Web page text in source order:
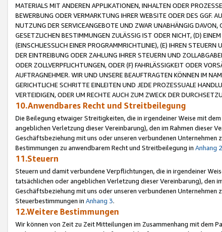
MATERIALS MIT ANDEREN APPLIKATIONEN, INHALTEN ODER
BEWERBUNG ODER VERMARKTUNG IHRER WEBSITE ODER DES GGF.
NUTZUNG DER SERVICEANGEBOTE UND ZWAR UNABHÄNGIG
GESETZLICHEN BESTIMMUNGEN ZULÄSSIG IST ODER NICHT, (D)
(EINSCHLIESSLICH EINER PROGRAMMRICHTLINIE), (E) IHREN
DER EINTREIBUNG ODER ZAHLUNG IHRER STEUERN UND
ODER ZOLLVERPFLICHTUNGEN, ODER (F) FAHRLÄSSIGKEIT ODER
AUFTRAGNEHMER. WIR UND UNSERE BEAUFTRAGTEN KÖNNEN IM
GERICHTLICHE SCHRITTE EINLEITEN UND JEDE PROZESSUALE
VERTEIDIGEN, ODER UM RECHTE AUCH ZUM ZWECK DER
10.Anwendbares Recht und Streitbeilegung
Die Beilegung etwaiger Streitigkeiten, die in irgendeiner Weise mit
angeblichen Verletzung dieser Vereinbarung), den im Rahmen dieser
Geschäftsbeziehung mit uns oder unseren verbundenen
Bestimmungen zu anwendbarem Recht und Streitbeilegung in Anhang 2
11.Steuern
Steuern und damit verbundene Verpflichtungen, die in irgendeiner
tatsächlichen oder angeblichen Verletzung dieser Vereinbarung), den
Geschäftsbeziehung mit uns oder unseren verbundenen
Steuerbestimmungen in Anhang 3.
12.Weitere Bestimmungen
Wir können von Zeit zu Zeit Mitteilungen im Zusammenhang mit dem